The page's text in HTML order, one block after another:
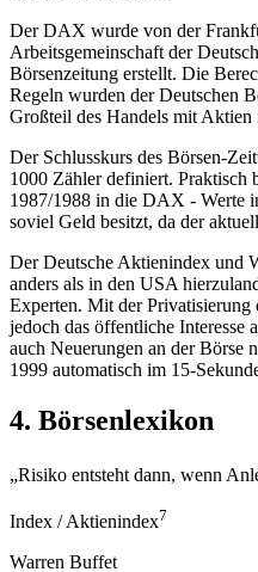
Der DAX wurde von der
Arbeitsgemeinschaft der
Börsenzeitung erstellt. Die
Regeln wurden der Deutschen
Großteil des Handels mit
Der Schlusskurs des Börsen-
1000 Zähler definiert. Praktisch
1987/1988 in die DAX - Werte
soviel Geld besitzt, da der
Der Deutsche Aktienindex und
anders als in den USA
Experten. Mit der Privatisierung
jedoch das öffentliche Interesse
auch Neuerungen an der
1999 automatisch im 15-
4. Börsenlexikon
„Risiko entsteht dann, wenn
Index / Aktienindex7
Warren Buffet